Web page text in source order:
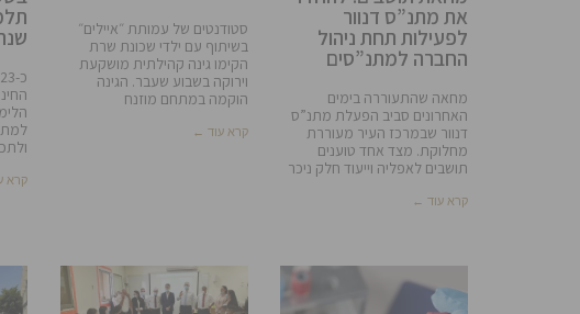
את מתנ”ס דנוור
לפעילות תחת ניהול
החברה למתנ”סים
מחאה שהתעוררה בימים
האחרונים סביב הפעלת מתנ”ס
דנוור שבמרכז העיר מעוררת
מחלוקת. מצד אחד טוענים
תושבים לאפליה וייעוד חלק ניכר
קרא עוד ←
סטודנטים של עמותת ״איילים״
בשיתוף עם ילדי שכונת שרת
הקימו גינה קהילתית מושקעת
וירוקה בשבוע שעבר. הגינה
הוקמה במתחם מוזנח
קרא עוד ←
קרא